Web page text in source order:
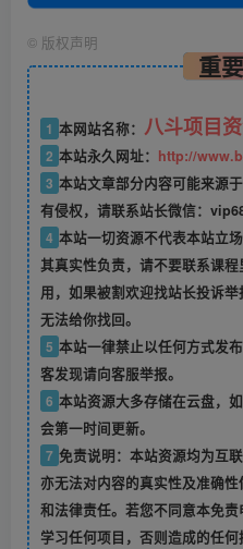
© 版权声明
重
1 本网站名称： 八斗项目
2 本站永久网址： http://
3 本站文章部分内容可能来源
有侵权，请联系站长微信：
4 本站一切资源不代表本站立
其真实性负责，请不要联系课
用，如果被割欢迎找站长投诉
无法给你找回。
5 本站一律禁止以任何方式发
客发现请向客服举报。
6 本站资源大多存储在云盘，
会第一时间更新。
7 免责说明：本站资源均为互
亦无法对内容的真实性及准确
和法律责任。若您不同意本免
学习任何项目，否则造成的任何